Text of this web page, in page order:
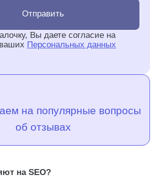
Отправить
Вы даете согласие на
Персональных данных
на популярные вопросы
об отзывах
на SEO?